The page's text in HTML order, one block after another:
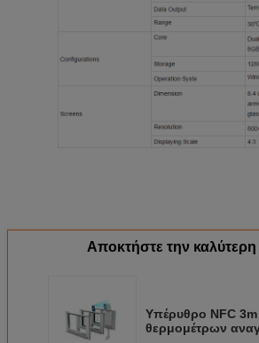
Αποκτήστε την καλύτερη
Υπέρυθρο NFC
θερμομέτρων